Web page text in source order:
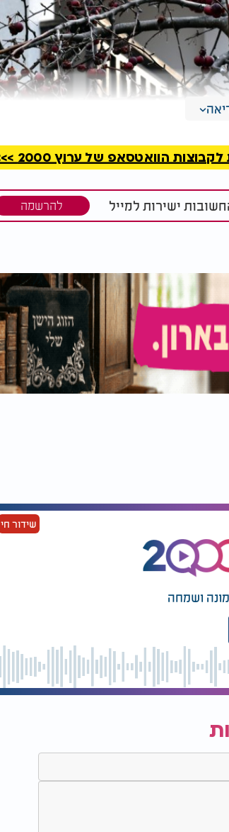
הוואטסאפ של ערוץ 2000 >>>
ישירות למייל להרשמה
שידור חי
ושמחה